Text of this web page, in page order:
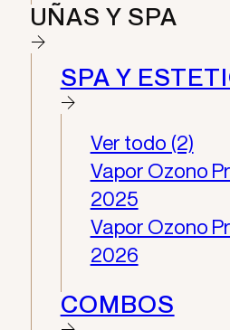
UÑAS Y SPA
SPA Y
Ver todo (2)
Vapor Ozono
2025
Vapor Ozono
2026
COMBOS